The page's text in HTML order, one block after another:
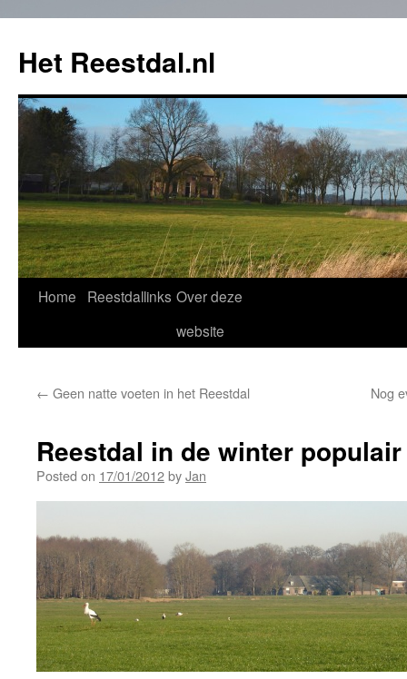
Het Reestdal.nl
Skip
Home Reestdallinks Over deze
website
← Geen natte voeten in het Reestdal Nog
Reestdal in de winter
Posted on 17/01/2012byJan